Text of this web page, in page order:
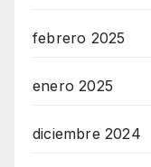
febrero 2025
enero 2025
diciembre 2024